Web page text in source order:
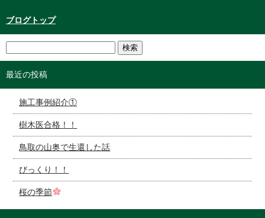
ブログトップ
最近の投稿
施工事例紹介①
樹木医合格！！
鳥取の山奥で生還した話
びっくり！！
桜の季節